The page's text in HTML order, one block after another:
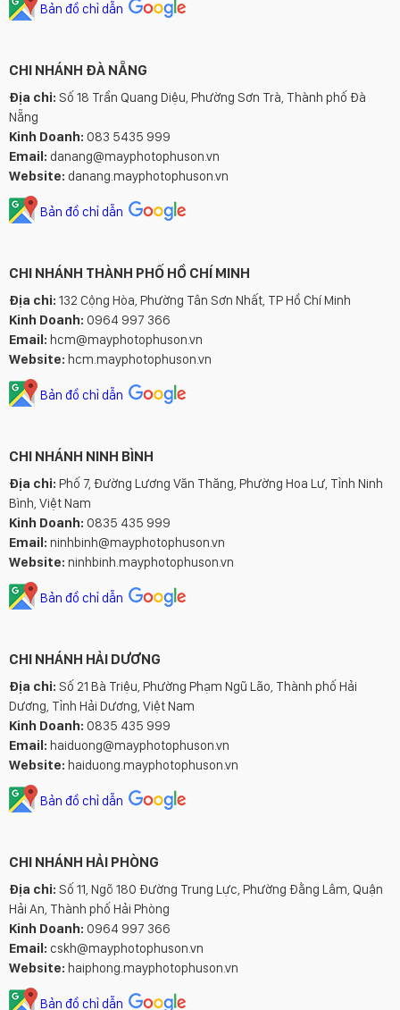
Bản đồ chỉ dẫn
CHI NHÁNH ĐÀ NẴNG
Địa chỉ: Số 18 Trần Quang Diệu, Phường Sơn Trà, Thành phố Đà
Nẵng
Kinh Doanh: 083 5435 999
Email: danang@mayphotophuson.vn
Website: danang.mayphotophuson.vn
Bản đồ chỉ dẫn
CHI NHÁNH THÀNH PHỐ HỒ CHÍ MINH
Địa chỉ: 132 Cộng Hòa, Phường Tân Sơn Nhất, TP Hồ Chí Minh
Kinh Doanh: 0964 997 366
Email: hcm@mayphotophuson.vn
Website: hcm.mayphotophuson.vn
Bản đồ chỉ dẫn
CHI NHÁNH NINH BÌNH
Địa chỉ: Phố 7, Đường Lương Văn Thăng, Phường Hoa Lư, Tỉnh Ninh
Bình, Việt Nam
Kinh Doanh: 0835 435 999
Email: ninhbinh@mayphotophuson.vn
Website: ninhbinh.mayphotophuson.vn
Bản đồ chỉ dẫn
CHI NHÁNH HẢI DƯƠNG
Địa chỉ: Số 21 Bà Triệu, Phường Phạm Ngũ Lão, Thành phố Hải
Dương, Tỉnh Hải Dương, Việt Nam
Kinh Doanh: 0835 435 999
Email: haiduong@mayphotophuson.vn
Website: haiduong.mayphotophuson.vn
Bản đồ chỉ dẫn
CHI NHÁNH HẢI PHÒNG
Địa chỉ: Số 11, Ngõ 180 Đường Trung Lực, Phường Đằng Lâm, Quận
Hải An, Thành phố Hải Phòng
Kinh Doanh: 0964 997 366
Email: cskh@mayphotophuson.vn
Website: haiphong.mayphotophuson.vn
Bản đồ chỉ dẫn